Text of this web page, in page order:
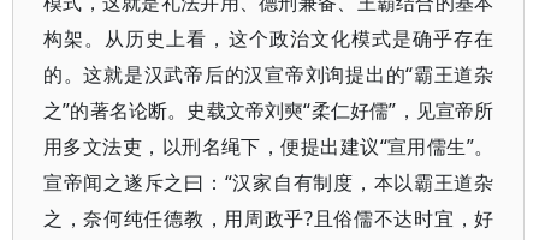
构架。从历史上看，这个政治文化模式是确乎存在
的。这就是汉武帝后的汉宣帝刘询提出的“霸王道杂
之”的著名论断。史载文帝刘奭“柔仁好儒”，见宣帝所
用多文法吏，以刑名绳下，便提出建议“宣用儒生”。
宣帝闻之遂斥之曰：“汉家自有制度，本以霸王道杂
之，奈何纯任德教，用周政乎?且俗儒不达时宜，好